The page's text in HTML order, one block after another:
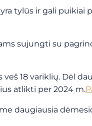
tylūs ir gali
sujungti su
18 variklių. Dėl
atlikti per 2024 m.
daugiausia